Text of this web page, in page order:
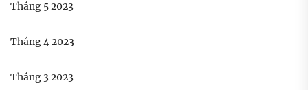
Tháng 5 2023
Tháng 4 2023
Tháng 3 2023